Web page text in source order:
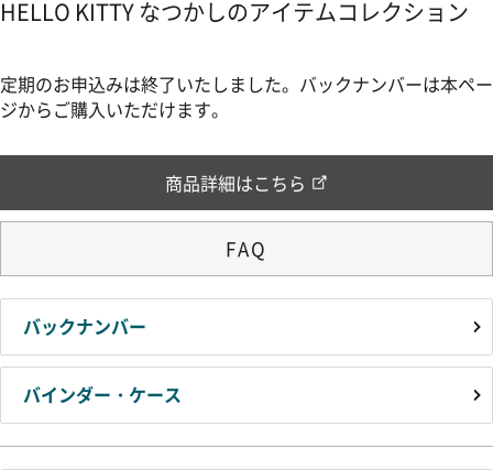
HELLO KITTY なつかしのアイテムコレクション
バックナンバー
バインダー・ケース
定期のお申込みは終了いたしました。バックナンバーは本ペー
ジからご購入いただけます。
商品詳細はこちら
FAQ